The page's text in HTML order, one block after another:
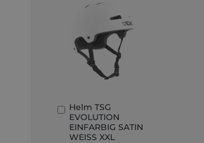
Helm TSG
EVOLUTION
EINFARBIG SATIN
WEISS XXL
In
den
Warenkorb